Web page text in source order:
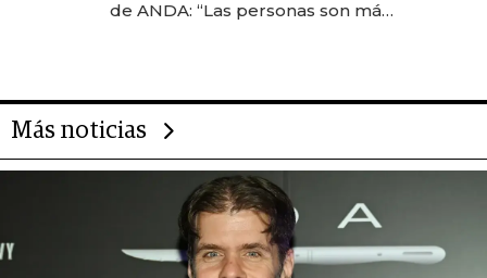
de ANDA: “Las personas son más
Más noticias